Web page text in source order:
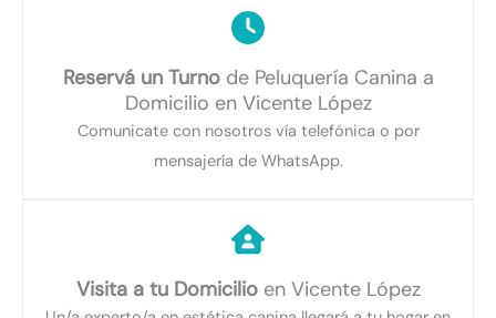
Reservá un Turnode Peluquería Canina a
Domicilio en Vicente López
Comunicate con nosotros vía telefónica o por
mensajería de WhatsApp.
Visita a tu Domicilioen Vicente López